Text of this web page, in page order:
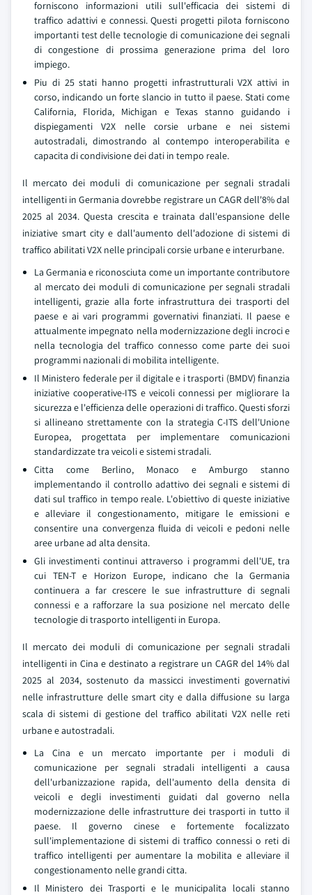
forniscono informazioni utili sull'efficacia dei sistemi di
traffico adattivi e connessi. Questi progetti pilota forniscono
importanti test delle tecnologie di comunicazione dei segnali
di congestione di prossima generazione prima del loro
impiego.
Piu di 25 stati hanno progetti infrastrutturali V2X attivi in
corso, indicando un forte slancio in tutto il paese. Stati come
California, Florida, Michigan e Texas stanno guidando i
dispiegamenti V2X nelle corsie urbane e nei sistemi
autostradali, dimostrando al contempo interoperabilita e
capacita di condivisione dei dati in tempo reale.
Il mercato dei moduli di comunicazione per segnali stradali
intelligenti in Germania dovrebbe registrare un CAGR dell'8% dal
2025 al 2034. Questa crescita e trainata dall'espansione delle
iniziative smart city e dall'aumento dell'adozione di sistemi di
traffico abilitati V2X nelle principali corsie urbane e interurbane.
La Germania e riconosciuta come un importante contributore
al mercato dei moduli di comunicazione per segnali stradali
intelligenti, grazie alla forte infrastruttura dei trasporti del
paese e ai vari programmi governativi finanziati. Il paese e
attualmente impegnato nella modernizzazione degli incroci e
nella tecnologia del traffico connesso come parte dei suoi
programmi nazionali di mobilita intelligente.
Il Ministero federale per il digitale e i trasporti (BMDV) finanzia
iniziative cooperative-ITS e veicoli connessi per migliorare la
sicurezza e l'efficienza delle operazioni di traffico. Questi sforzi
si allineano strettamente con la strategia C-ITS dell'Unione
Europea, progettata per implementare comunicazioni
standardizzate tra veicoli e sistemi stradali.
Citta come Berlino, Monaco e Amburgo stanno
implementando il controllo adattivo dei segnali e sistemi di
dati sul traffico in tempo reale. L'obiettivo di queste iniziative
e alleviare il congestionamento, mitigare le emissioni e
consentire una convergenza fluida di veicoli e pedoni nelle
aree urbane ad alta densita.
Gli investimenti continui attraverso i programmi dell'UE, tra
cui TEN-T e Horizon Europe, indicano che la Germania
continuera a far crescere le sue infrastrutture di segnali
connessi e a rafforzare la sua posizione nel mercato delle
tecnologie di trasporto intelligenti in Europa.
Il mercato dei moduli di comunicazione per segnali stradali
intelligenti in Cina e destinato a registrare un CAGR del 14% dal
2025 al 2034, sostenuto da massicci investimenti governativi
nelle infrastrutture delle smart city e dalla diffusione su larga
scala di sistemi di gestione del traffico abilitati V2X nelle reti
urbane e autostradali.
La Cina e un mercato importante per i moduli di
comunicazione per segnali stradali intelligenti a causa
dell'urbanizzazione rapida, dell'aumento della densita di
veicoli e degli investimenti guidati dal governo nella
modernizzazione delle infrastrutture dei trasporti in tutto il
paese. Il governo cinese e fortemente focalizzato
sull'implementazione di sistemi di traffico connessi o reti di
traffico intelligenti per aumentare la mobilita e alleviare il
congestionamento nelle grandi citta.
Il Ministero dei Trasporti e le municipalita locali stanno